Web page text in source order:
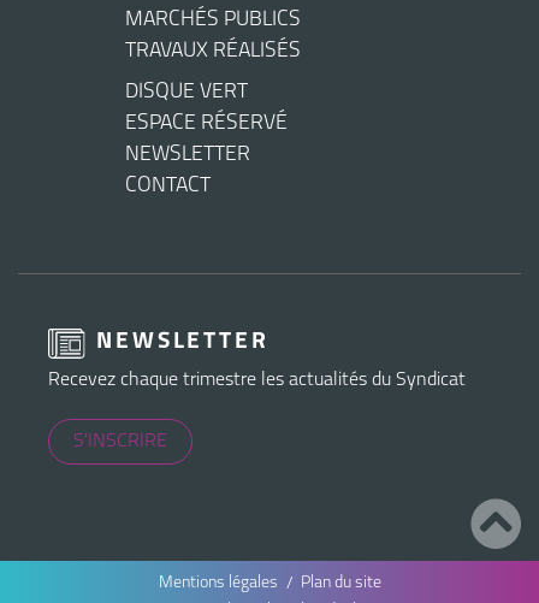
MARCHÉS PUBLICS
TRAVAUX RÉALISÉS
DISQUE VERT
ESPACE RÉSERVÉ
NEWSLETTER
CONTACT
NEWSLETTER
Recevez chaque trimestre les actualités du Syndicat
S'INSCRIRE
Mentions légales
Plan du site